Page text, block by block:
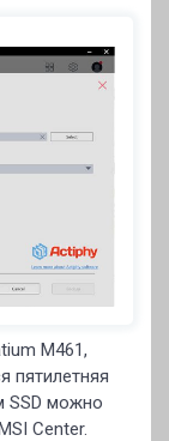
M461,
пятилетняя
SSD можно
Center.